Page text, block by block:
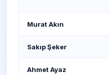
Murat Akın
Sakıp Şeker
Ahmet Ayaz